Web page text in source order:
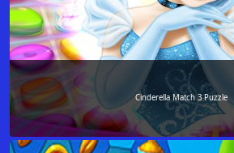
Cinderella Match 3 Puzzle